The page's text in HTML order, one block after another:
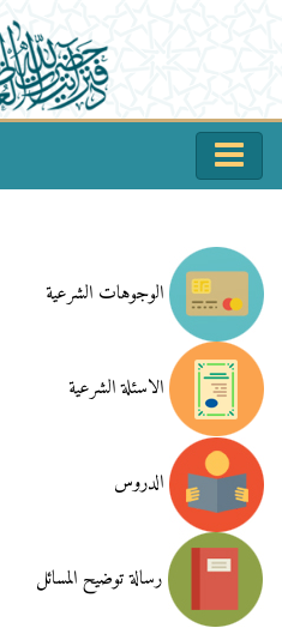
الوجوهات الشرعية
الاسئلة الشرعية
الدروس
رسالة توضيح المسائل